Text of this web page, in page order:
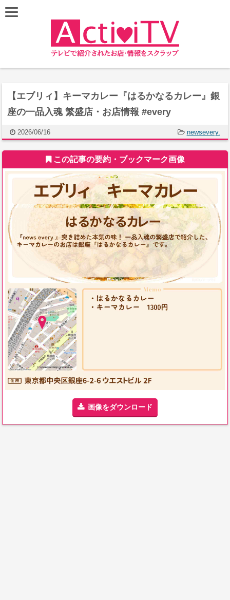
【エブリィ】キーマカレー『はるかなるカレー』銀
座の一品入魂 繁盛店・お店情報 #every
2026/06/16 newsevery.
この記事の要約・ブックマーク画像
画像をダウンロード